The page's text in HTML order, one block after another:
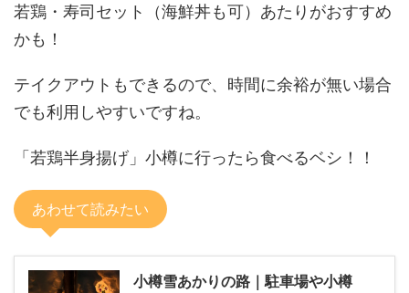
若鶏・寿司セット（海鮮丼も可）あたりがおすすめ
かも！
テイクアウトもできるので、時間に余裕が無い場合
でも利用しやすいですね。
「若鶏半身揚げ」小樽に行ったら食べるベシ！！
あわせて読みたい
小樽雪あかりの路｜駐車場や小樽